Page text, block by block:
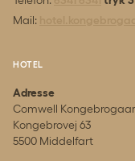
Mail:
HOTEL
Adresse
Comwell
Kongebrovej 63
5500 Middelfart